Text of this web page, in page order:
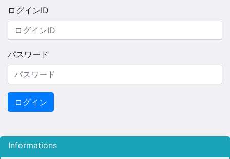
ログインID
パスワード
Informations